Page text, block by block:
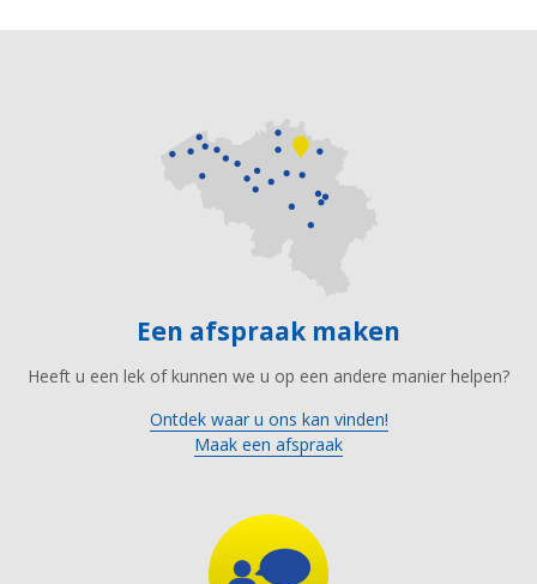
Een afspraak maken
Heeft u een lek of kunnen we u op een andere manier helpen?
Ontdek waar u ons kan vinden!
Maak een afspraak